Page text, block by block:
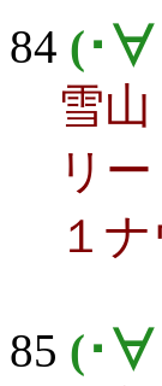
84 (･∀
雪
リ
１
85 (･∀